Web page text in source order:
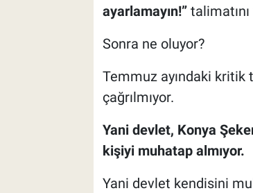
ayarlamayın!”
Sonra ne oluyor?
Temmuz ayındaki kritik
çağrılmıyor.
Yani devlet, Konya
kişiyi muhatap almıyor.
Yani devlet kendisini